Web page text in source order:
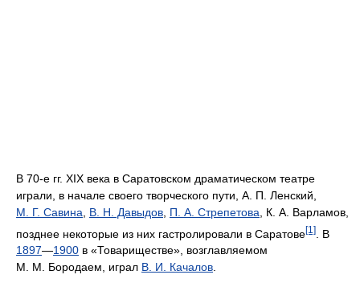
В 70-е гг. XIX века в Саратовском драматическом театре
играли, в начале своего творческого пути, А. П. Ленский,
М. Г. Савина
В. Н. Давыдов П. А. Стрепетова , К. А. Варламов,
позднее некоторые из них гастролировали в Саратове[1]
. В
1897—1900 в «Товариществе», возглавляемом
М. М. Бородаем, играл В. И. Качалов.